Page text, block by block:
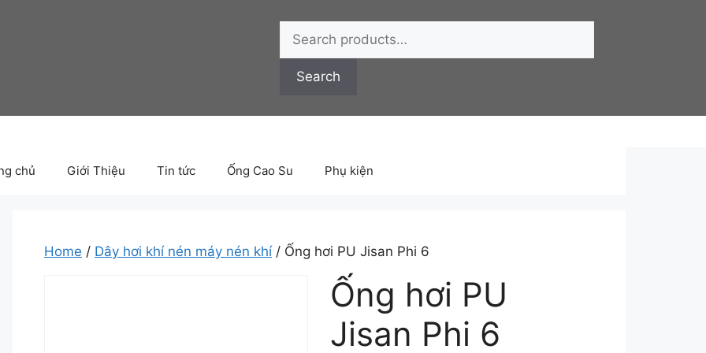
for:
Search
chủ Giới Thiệu Tin tức Ống Cao Su Phụ kiện
Home / Dây hơi khí nén máy nén khí / Ống hơi PU Jisan Phi 6
Ống hơi PU
Jisan Phi 6